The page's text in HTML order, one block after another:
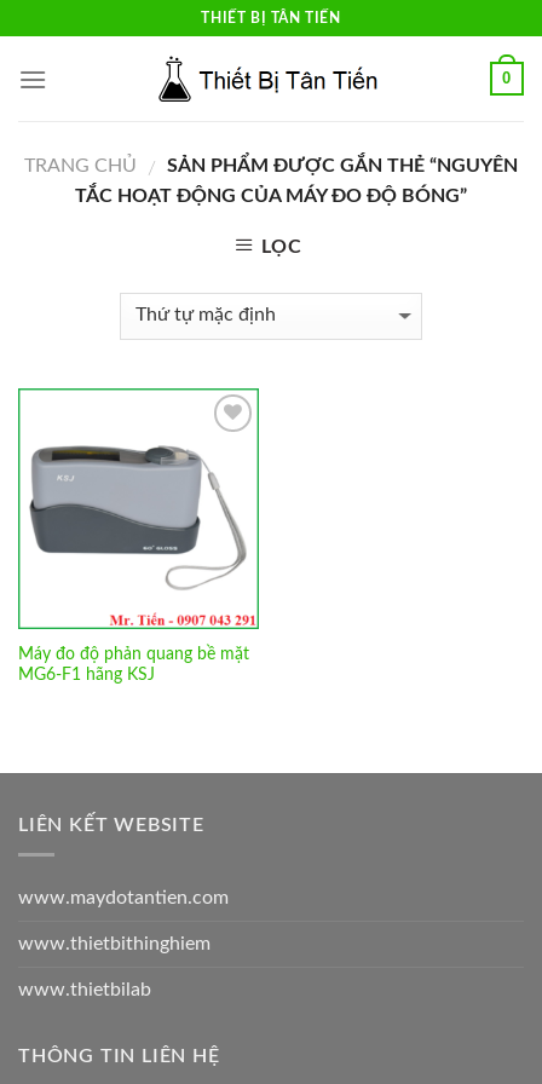
content
THIẾT BỊ TÂN TIẾN
0
TRANG CHỦ /
SẢN PHẨM ĐƯỢC GẮN THẺ “NGUYÊN
TẮC HOẠT ĐỘNG CỦA MÁY ĐO ĐỘ BÓNG”
LỌC
Wishlist
Máy đo độ phản quang bề mặt
MG6-F1 hãng KSJ
LIÊN KẾT WEBSITE
www.maydotantien.com
www.thietbithinghiem
www.thietbilab
THÔNG TIN LIÊN HỆ